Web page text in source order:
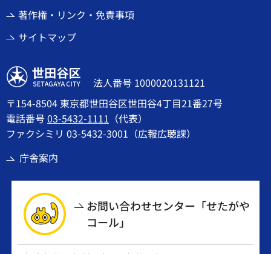
著作権・リンク・免責事項
サイトマップ
世田谷区
法人番号 1000020131121
〒154-8504 東京都世田谷区世田谷4丁目21番27号
電話番号03-5432-1111 （代表）
ファクシミリ 03-5432-3001（広報広聴課）
庁舎案内
お問い合わせセンター「せたがや
コール」